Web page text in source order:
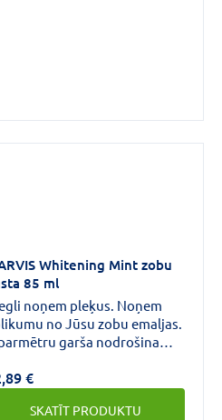
Whitening Mint zobu
85 ml
noņem pleķus. Noņem
no Jūsu zobu emaljas.
garša nodrošina
€
SKATĪT PRODUKTU